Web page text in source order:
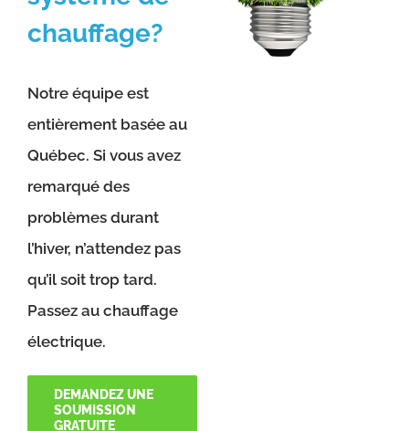
chauffage?
Notre équipe est
entièrement basée au
Québec. Si vous avez
remarqué des
problèmes durant
l’hiver, n’attendez pas
qu’il soit trop tard.
Passez au chauffage
électrique.
DEMANDEZ UNE
SOUMISSION
GRATUITE